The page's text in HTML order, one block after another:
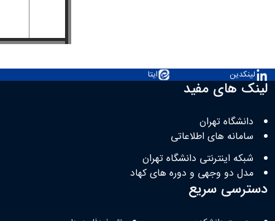
لینکدین ایتا
لینک های مفید
دانشگاه تهران
سامانه های اطلاعاتی
شبکه اینترنتی دانشگاه تهران
مدل دو وجهی و دوره های کهاد
دسترسی سریع